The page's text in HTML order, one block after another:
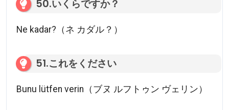
50.いくらですか？
Ne kadar?（ネ カダル？）
51.これをください
Bunu lütfen verin（ブヌ ルフトゥン ヴェリン）